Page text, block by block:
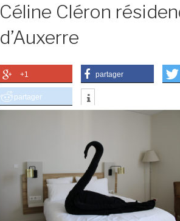
Céline Cléron
d’Auxerre
+1 partager
partager